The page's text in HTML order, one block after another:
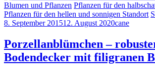
Blumen und Pflanzen Pflanzen für den
Pflanzen für den hellen und sonnigen Standort
8. September 201512. August 2020cane
Porzellanblümchen –
Bodendecker mit filigranen